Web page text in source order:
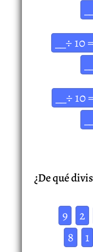
__÷ 10
__÷ 10
¿De qué
9 2
8
1